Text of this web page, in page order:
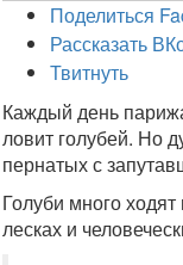
Поделиться
Рассказать
Твитнуть
Каждый день
ловит голубей. Но
пернатых с
Голуби много
лесках и